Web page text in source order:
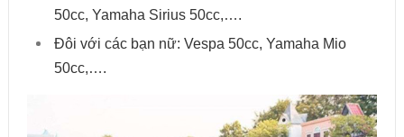
50cc, Yamaha Sirius 50cc,….
Đôi với các bạn nữ: Vespa 50cc, Yamaha Mio
50cc,….